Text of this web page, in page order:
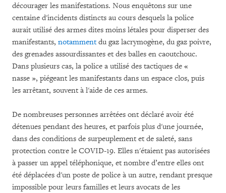
décourager les manifestations. Nous enquêtons sur une
centaine d'incidents distincts au cours desquels la police
aurait utilisé des armes dites moins létales pour disperser des
manifestants, notammentdu gaz lacrymogène, du gaz poivre,
des grenades assourdissantes et des balles en caoutchouc.
Dans plusieurs cas, la police a utilisé des tactiques de «
nasse », piégeant les manifestants dans un espace clos, puis
les arrêtant, souvent à l'aide de ces armes.
De nombreuses personnes arrêtées ont déclaré avoir été
détenues pendant des heures, et parfois plus d'une journée,
dans des conditions de surpeuplement et de saleté, sans
protection contre le COVID-19. Elles n'étaient pas autorisées
à passer un appel téléphonique, et nombre d’entre elles ont
été déplacées d'un poste de police à un autre, rendant presque
impossible pour leurs familles et leurs avocats de les